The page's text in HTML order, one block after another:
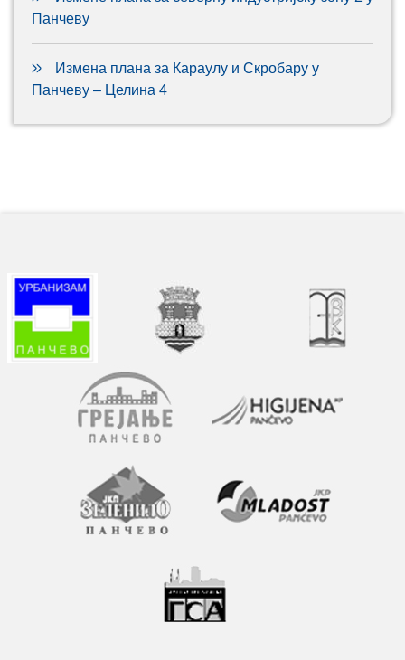
Панчеву
Измена плана за Караулу и Скробару у
Панчеву – Целина 4